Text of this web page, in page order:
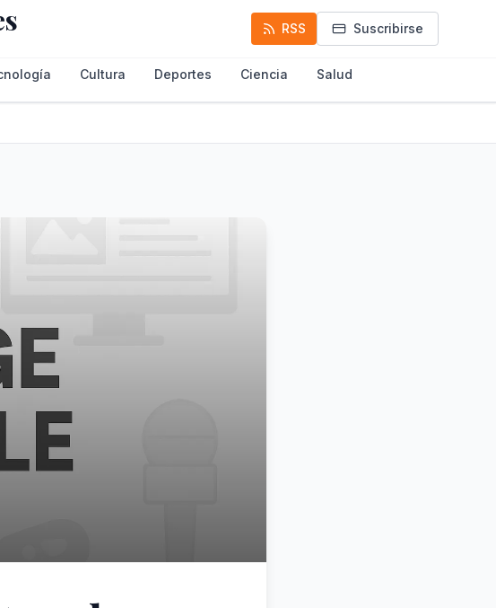
RSS Suscribirse
Cultura Deportes Ciencia Salud